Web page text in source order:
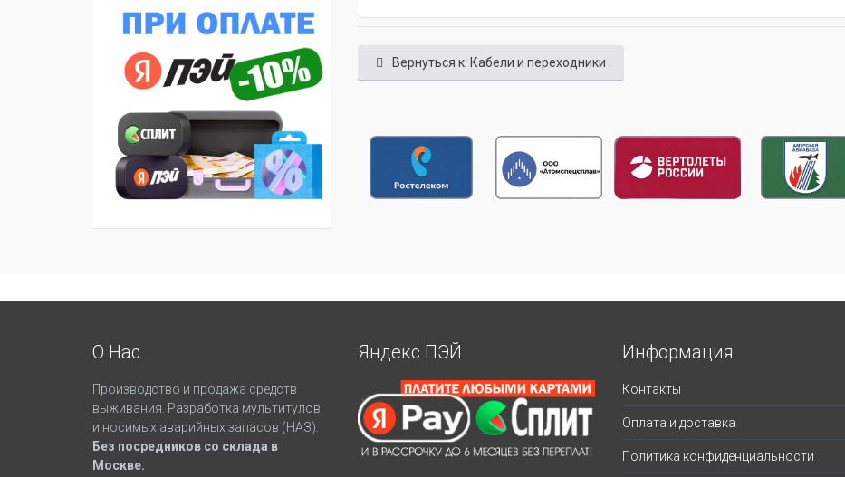
Вернуться к: Кабели и переходники
О Нас
Производство и продажа средств
выживания. Разработка мультитулов
и носимых аварийных запасов (НАЗ).
Без посредников со склада в
Москве.
Яндекс ПЭЙ Информация
Контакты
Оплата и доставка
Политика конфиденциальности